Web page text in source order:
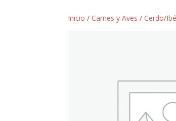
Inicio / Carnes y Aves / Cerdo/